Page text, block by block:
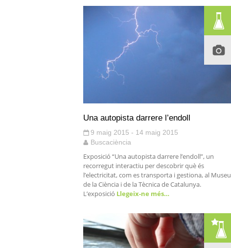
Una autopista darrere l’endoll
9 maig 2015 - 14 maig 2015
Buscaciència
Exposició “Una autopista darrere l’endoll”, un
recorregut interactiu per descobrir què és
l’electricitat, com es transporta i gestiona, al Museu
de la Ciència i de la Tècnica de Catalunya.
L’exposició Llegeix-ne més…